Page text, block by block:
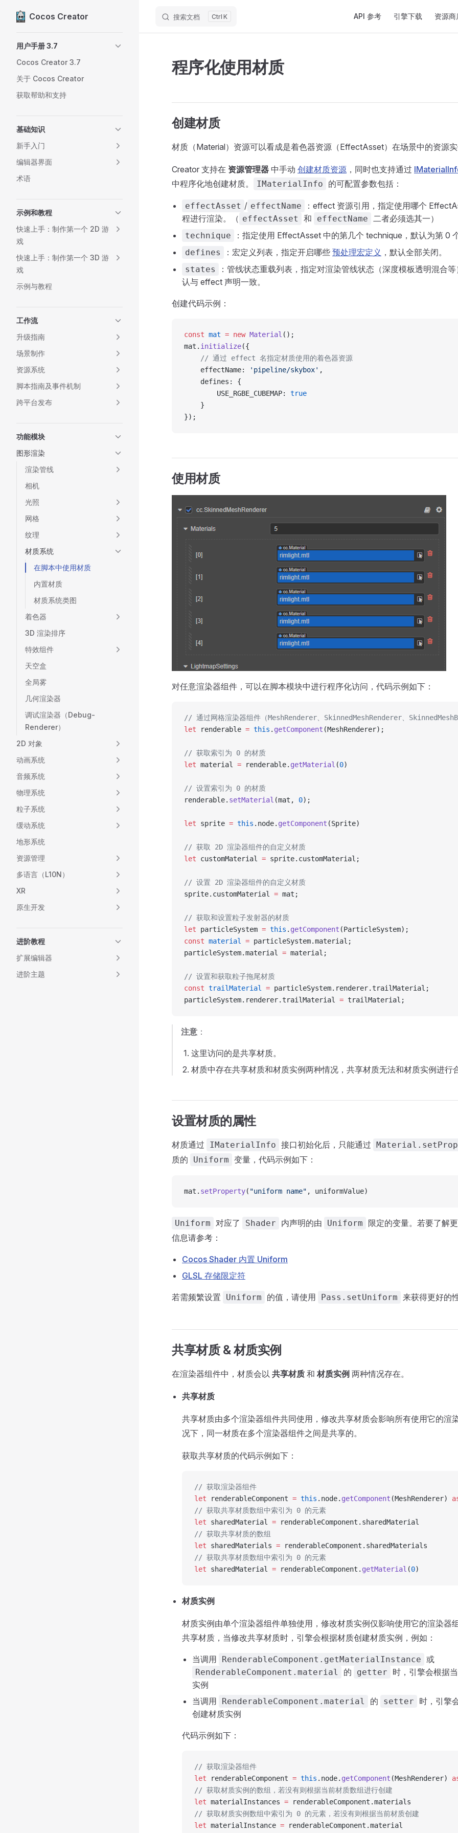
Skip to content
Cocos Creator 搜索文档 K API 参考 引擎下载 资源商
用户手册 3.7
Cocos Creator 3.7
关于 Cocos Creator
获取帮助和支持
基础知识
新手入门
编辑器界面
术语
示例和教程
快速上手：制作第一个 2D 游
戏
快速上手：制作第一个 3D 游
戏
示例与教程
工作流
升级指南
场景制作
资源系统
脚本指南及事件机制
跨平台发布
功能模块
图形渲染
渲染管线
相机
光照
网格
纹理
材质系统
在脚本中使用材质
内置材质
材质系统类图
着色器
3D 渲染排序
特效组件
天空盒
全局雾
几何渲染器
调试渲染器（Debug-
Renderer）
2D 对象
动画系统
音频系统
物理系统
粒子系统
缓动系统
地形系统
资源管理
多语言（L10N）
XR
原生开发
进阶教程
扩展编辑器
进阶主题
程序化使用材质
创建材质
材质（Material）资源可以看成是着色器资源（EffectAsset）在场景中的资源实
Creator 支持在 资源管理器 中手动 创建材质资源 ，同时也支持通过
中程序化地创建材质。
IMaterialInfo 的可配置参数包括：
effectAsset / effectName
：effect 资源引用，指定使用哪个
程进行渲染。（ effectAsset 和 effectName 二者必须选其一）
technique ：指定使用 EffectAsset 中的第几个 technique，默认为第 0 个
defines ：宏定义列表，指定开启哪些 预处理宏定义 ，默认全部关闭。
states
：管线状态重载列表，指定对渲染管线状态（深度模板透明混合
认与 effect 声明一致。
创建代码示例：
const mat = new Material ();
mat. initialize({
    // 通过 effect 名指定材质使用的着色器资源
    effectName:
'pipeline/skybox' ,
    defines: {
        USE_RGBE_CUBEMAP:
true
    }
});
使用材质
对任意渲染器组件，可以在脚本模块中进行程序化访问，代码示例如下：
// 通过网格渲染器组件（MeshRenderer、SkinnedMeshRenderer、
let renderable = this . getComponent (MeshRenderer);
// 获取索引为 0 的材质
let material = renderable. getMaterial (0)
// 设置索引为 0 的材质
renderable. setMaterial (mat, 0);
let sprite = this .node. getComponent (Sprite)
// 获取 2D 渲染器组件的自定义材质
let customMaterial = sprite.customMaterial;
// 设置 2D 渲染器组件的自定义材质
sprite.customMaterial = mat;
// 获取和设置粒子发射器的材质
let particleSystem = this . getComponent (ParticleSystem);
const material = particleSystem.material;
particleSystem.material = material;
// 设置和获取粒子拖尾材质
const trailMaterial = particleSystem.renderer.trailMaterial;
particleSystem.renderer.trailMaterial = trailMaterial;
注意 ：
这里访问的是共享材质。
材质中存在共享材质和材质实例两种情况，共享材质无法和材质实例进行
设置材质的属性
材质通过 IMaterialInfo 接口初始化后，只能通过
质的
Uniform 变量，代码示例如下：
mat. setProperty( "uniform name" , uniformValue)
Uniform 对应了 Shader 内声明的由 Uniform 限定的变量。若要了解
信息请参考：
Cocos Shader 内置 Uniform
GLSL 存储限定符
若需频繁设置 Uniform 的值，请使用 Pass.setUniform 来获得更好的性
共享材质 & 材质实例
在渲染器组件中，材质会以 共享材质 和 材质实例 两种情况存在。
共享材质
共享材质由多个渲染器组件共同使用，修改共享材质会影响所有使用它的渲
况下，同一材质在多个渲染器组件之间是共享的。
获取共享材质的代码示例如下：
// 获取渲染器组件
let renderableComponent = this .node. getComponent (MeshRenderer)
// 获取共享材质数组中索引为 0 的元素
let sharedMaterial = renderableComponent.sharedMaterial
// 获取共享材质的数组
let sharedMaterials = renderableComponent.sharedMaterials
// 获取共享材质数组中索引为 0 的元素
let sharedMaterial = renderableComponent. getMaterial (0)
材质实例
材质实例由单个渲染器组件单独使用，修改材质实例仅影响使用它的渲染器
共享材质，当修改共享材质时，引擎会根据材质创建材质实例，例如：
当调用 RenderableComponent.getMaterialInstance 或
RenderableComponent.material 的 getter
时，引擎会根据
实例
当调用
RenderableComponent.material 的 setter
时，引擎
创建材质实例
代码示例如下：
// 获取渲染器组件
let renderableComponent = this .node. getComponent (MeshRenderer)
// 获取材质实例的数组，若没有则根据当前材质数组进行创建
let materialInstances = renderableComponent.materials
// 获取材质实例数组中索引为 0 的元素，若没有则根据当前材质创建
let materialInstance = renderableComponent.material